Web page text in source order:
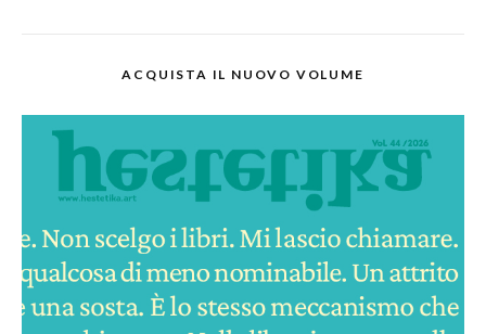
ACQUISTA IL NUOVO VOLUME